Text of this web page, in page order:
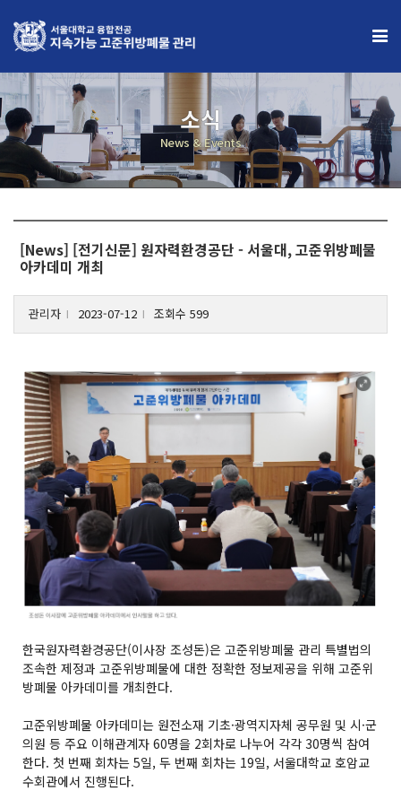
×
전공소개
인사말
운영목표
참여학과
협력기관
교과과정
교과목
교수진
참여교수
전공진입
진입안내
졸업요건
자주하는 질문
게시판
소식
원자력 정보
자료실
소식
News & Events
[News] [전기신문] 원자력환경공단 - 서울대, 고준위방폐물
아카데미 개최
관리자 2023-07-12 조회수 599
한국원자력환경공단(이사장 조성돈)은 고준위방폐물 관리 특별법의
조속한 제정과 고준위방폐물에 대한 정확한 정보제공을 위해 고준위
방폐물 아카데미를 개최한다.
고준위방폐물 아카데미는 원전소재 기초·광역지자체 공무원 및 시·군
의원 등 주요 이해관계자 60명을 2회차로 나누어 각각 30명씩 참여
한다. 첫 번째 회차는 5일, 두 번째 회차는 19일, 서울대학교 호암교
수회관에서 진행된다.